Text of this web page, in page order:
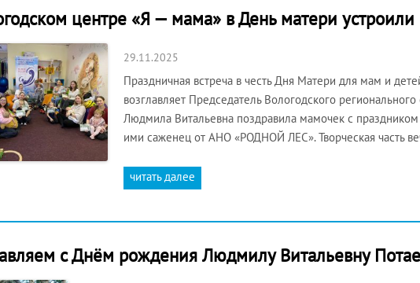
центре «Я — мама» в День матери
29.11.2025
Праздничная встреча в честь Дня Матери для мам и
возглавляет Председатель Вологодского
Людмила Витальевна поздравила мамочек с
ими саженец от АНО «РОДНОЙ ЛЕС». Творческая часть
читать далее
с Днём рождения Людмилу Витальевну